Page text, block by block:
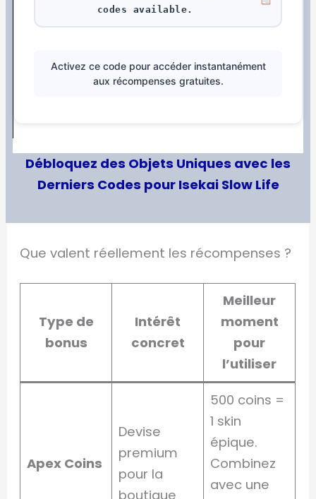
codes available.
Activez ce code pour accéder instantanément
aux récompenses gratuites.
Débloquez des Objets Uniques avec les
Derniers Codes pour Isekai Slow Life
Que valent réellement les récompenses ?
Type de
bonus
Intérêt
concret
Meilleur
moment
pour
l’utiliser
Apex Coins
Devise
premium
pour la
boutique
500 coins =
1 skin
épique.
Combinez
avec une